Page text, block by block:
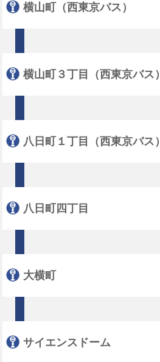
横山町（西東京バス）
横山町３丁目（西東京バス）
八日町１丁目（西東京バス）
八日町四丁目
大横町
サイエンスドーム